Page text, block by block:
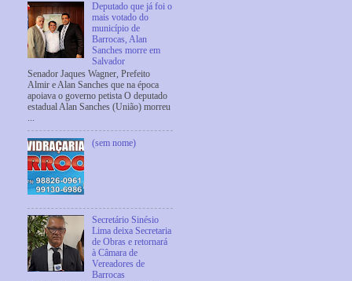
Deputado que já foi o
mais votado do
município de
Barrocas, Alan
Sanches morre em
Salvador
Senador Jaques Wagner, Prefeito
Almir e Alan Sanches que na época
apoiava o governo petista O deputado
estadual Alan Sanches (União) morreu
...
(sem nome)
Secretário Sinésio
Lima deixa Secretaria
de Obras e retornará
à Câmara de
Vereadores de
Barrocas